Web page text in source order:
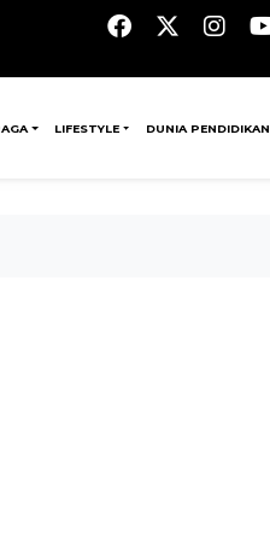
LIFESTYLE DUNIA PENDIDIKAN